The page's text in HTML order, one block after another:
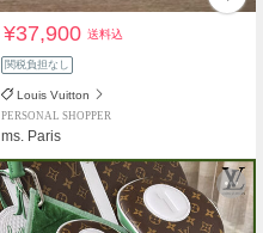
¥37,900送料込
関税負担なし
Louis Vuitton
PERSONAL SHOPPER
ms. Paris